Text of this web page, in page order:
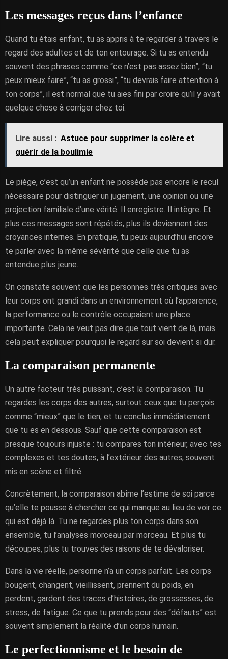
Les messages reçus dans l’enfance
Quand tu étais enfant, tu as appris à te regarder à travers le
regard des adultes et de ton entourage. Si tu as entendu
souvent des phrases comme “ce n’est pas assez bien”, “tu
peux mieux faire”, “tu as grossi”, “tu devrais faire attention à
ton corps”, il est normal que tu aies fini par croire qu’il y avait
quelque chose à corriger chez toi.
Lire aussi : Astuce pour supprimer la colère et
guérir de la boulimie
Le piège, c’est qu’un enfant ne possède pas encore le recul
nécessaire pour distinguer un jugement, une opinion ou une
projection familiale d’une vérité. Il enregistre. Il intègre. Et
plus ces messages sont répétés, plus ils deviennent des
croyances internes. En pratique, tu peux aujourd’hui encore
te parler avec la même sévérité que celle que tu as
entendue plus jeune.
On constate souvent que les personnes très critiques avec
leur corps ont grandi dans un environnement où l’apparence,
la performance ou le contrôle occupaient une place
importante. Cela ne veut pas dire que tout vient de là, mais
cela peut expliquer pourquoi le regard sur soi devient si dur.
La comparaison permanente
Un autre facteur très puissant, c’est la comparaison. Tu
regardes les corps des autres, surtout ceux que tu perçois
comme “mieux” que le tien, et tu conclus immédiatement
que tu es en dessous. Sauf que cette comparaison est
presque toujours injuste : tu compares ton intérieur, avec tes
complexes et tes doutes, à l’extérieur des autres, souvent
mis en scène et filtré.
Concrètement, la comparaison abîme l’estime de soi parce
qu’elle te pousse à chercher ce qui manque au lieu de voir ce
qui est déjà là. Tu ne regardes plus ton corps dans son
ensemble, tu l’analyses morceau par morceau. Et plus tu
découpes, plus tu trouves des raisons de te dévaloriser.
Dans la vie réelle, personne n’a un corps parfait. Les corps
bougent, changent, vieillissent, prennent du poids, en
perdent, gardent des traces d’histoires, de grossesses, de
stress, de fatigue. Ce que tu prends pour des “défauts” est
souvent simplement la réalité d’un corps humain.
Le perfectionnisme et le besoin de